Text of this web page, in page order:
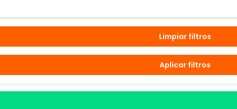
Limpiar filtros
Aplicar filtros